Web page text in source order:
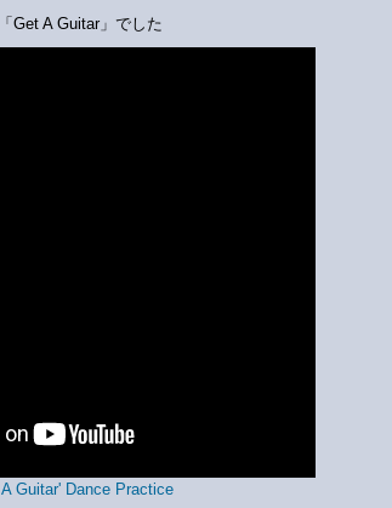
Get A Guitar」でした
Guitar' Dance Practice